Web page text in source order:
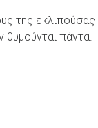
της
θυμούνται πάντα.